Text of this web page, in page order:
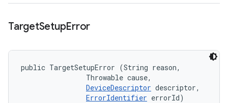
TargetSetupError
public TargetSetupError (String reason,
                Throwable cause,
DeviceDescriptor descriptor,
ErrorIdentifier errorId)